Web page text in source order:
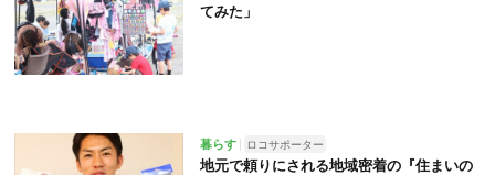
てみた」
暮らす ロコサポーター
地元で頼りにされる地域密着の『住まいの